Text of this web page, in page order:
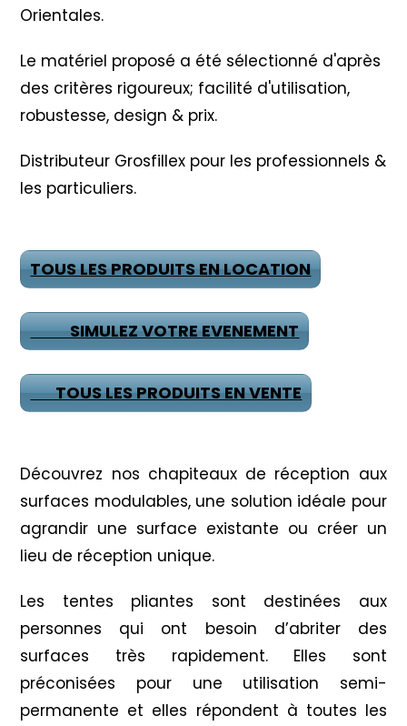
Orientales.
Le matériel proposé a été sélectionné d'après
des critères rigoureux; facilité d'utilisation,
robustesse, design & prix.
Distributeur Grosfillex pour les professionnels &
les particuliers.
TOUS LES PRODUITS EN LOCATION
SIMULEZ VOTRE EVENEMENT
TOUS LES PRODUITS EN VENTE
Découvrez nos chapiteaux de réception aux
surfaces modulables, une solution idéale pour
agrandir une surface existante ou créer un
lieu de réception unique.
Les tentes pliantes sont destinées aux
personnes qui ont besoin d’abriter des
surfaces très rapidement. Elles sont
préconisées pour une utilisation semi-
permanente et elles répondent à toutes les